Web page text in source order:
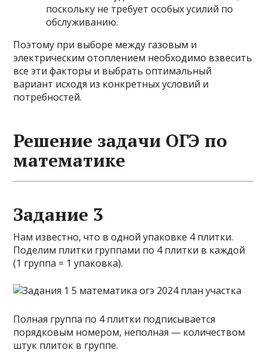
поскольку не требует особых усилий по
обслуживанию.
Поэтому при выборе между газовым и
электрическим отоплением необходимо взвесить
все эти факторы и выбрать оптимальный
вариант исходя из конкретных условий и
потребностей.
Решение задачи ОГЭ по
математике
Задание 3
Нам известно, что в одной упаковке 4 плитки.
Поделим плитки группами по 4 плитки в каждой
(1 группа = 1 упаковка).
Полная группа по 4 плитки подписывается
порядковым номером, неполная — количеством
штук плиток в группе.